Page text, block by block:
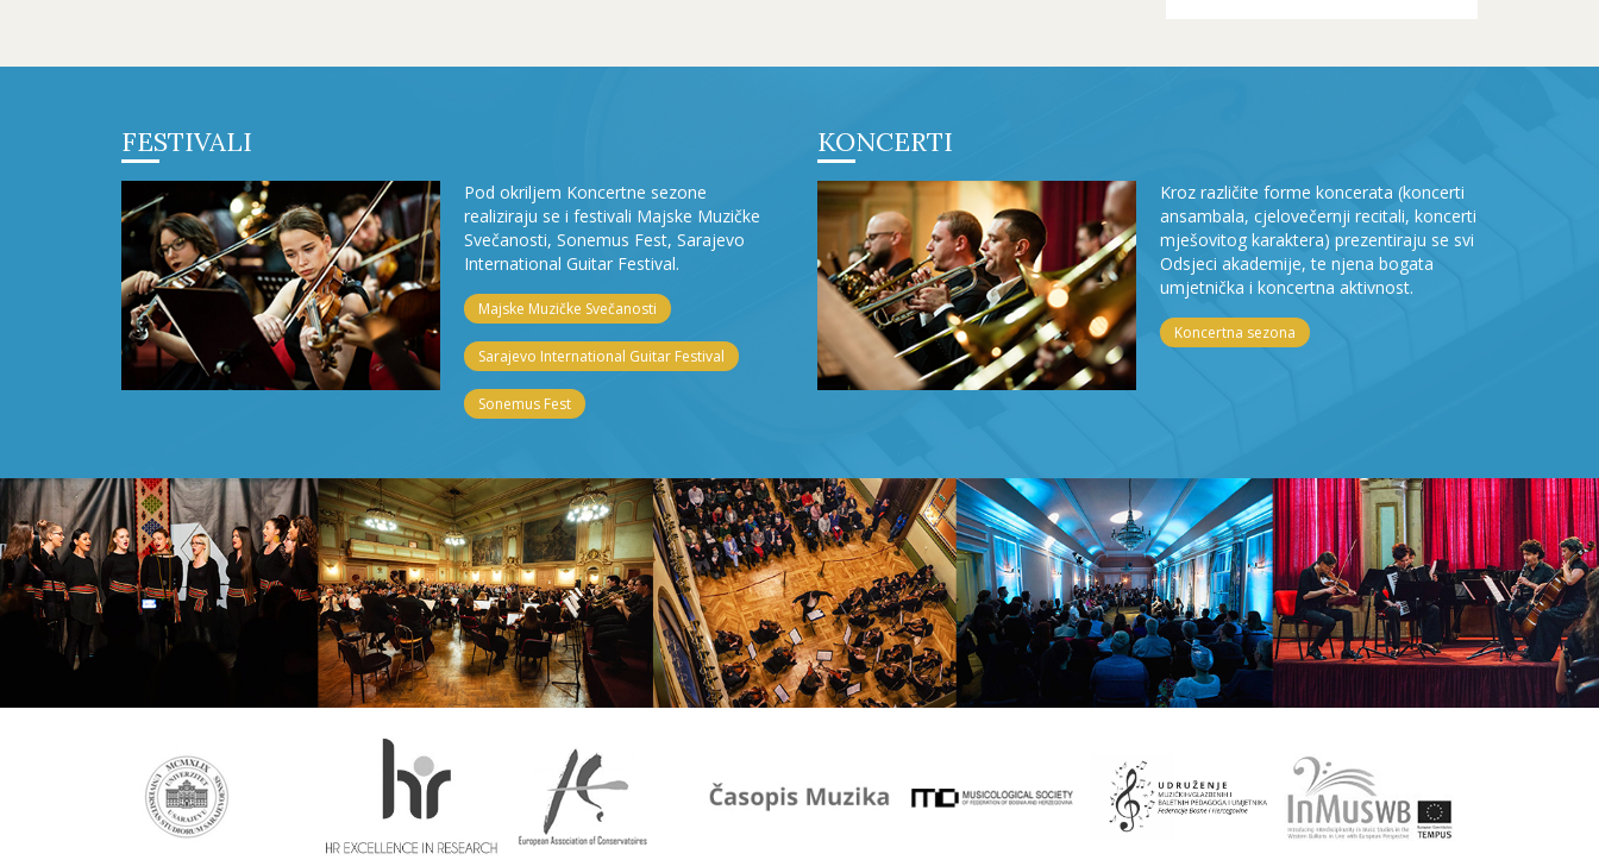
FESTIVALI
Pod okriljem Koncertne sezone
realiziraju se i festivali Majske Muzičke
Svečanosti, Sonemus Fest, Sarajevo
International Guitar Festival.
Majske Muzičke Svečanosti
Sarajevo International Guitar Festival
Sonemus Fest
KONCERTI
Kroz različite forme koncerata (koncerti
ansambala, cjelovečernji recitali, koncerti
mješovitog karaktera) prezentiraju se svi
Odsjeci akademije, te njena bogata
umjetnička i koncertna aktivnost.
Koncertna sezona